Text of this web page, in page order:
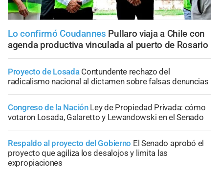
Lo confirmó Coudannes Pullaro viaja a Chile con
agenda productiva vinculada al puerto de Rosario
Proyecto de Losada Contundente rechazo del
radicalismo nacional al dictamen sobre falsas denuncias
Congreso de la Nación Ley de Propiedad Privada: cómo
votaron Losada, Galaretto y Lewandowski en el Senado
Respaldo al proyecto del Gobierno El Senado aprobó el
proyecto que agiliza los desalojos y limita las
expropiaciones